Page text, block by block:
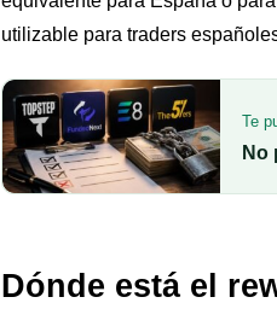
utilizable para traders
Te
No
Dónde está el